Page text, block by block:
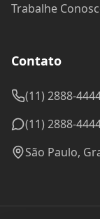
Trabalhe
Contato
(11) 2888-
(11) 2888-
São Paulo,